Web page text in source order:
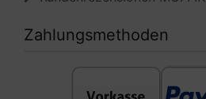
Zahlungsmethoden